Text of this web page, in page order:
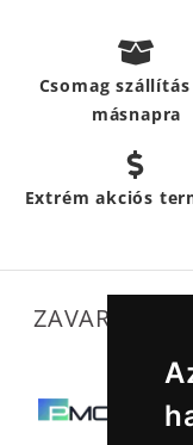
Csomag
másnapra
Extrém akciós